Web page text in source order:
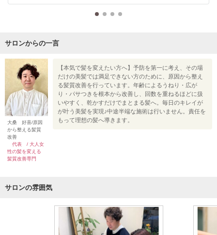
サロンからの一言
大桑 好喜/原因
から整える髪質
改善
代表 / 大人女
性の髪を変える
髪質改善専門
【本気で髪を変えたい方へ】予防を第一に考え、その場
だけの美髪では満足できない方のために、原因から整え
る髪質改善を行っています。年齢によるうねり・広が
り・パサつきを根本から改善し、回数を重ねるほどに扱
いやすく、乾かすだけでまとまる髪へ。毎日のキレイが
が叶う美髪を実現♪中途半端な施術は行いません。責任を
もって理想の髪へ導きます。
サロンの雰囲気